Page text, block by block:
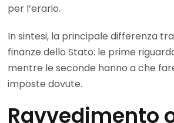
per l’erario.
In sintesi, la principale differenza
finanze dello Stato: le prime
mentre le seconde hanno a che
imposte dovute.
Ravvedimento